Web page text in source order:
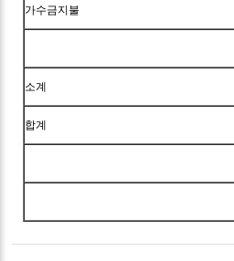
가수금지불
소계
합계